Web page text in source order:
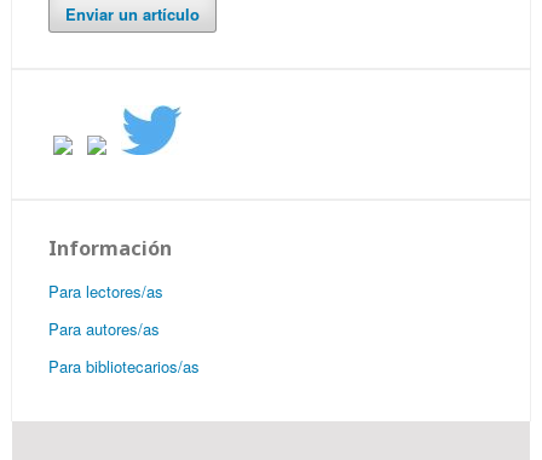
Enviar un artículo
Información
Para lectores/as
Para autores/as
Para bibliotecarios/as